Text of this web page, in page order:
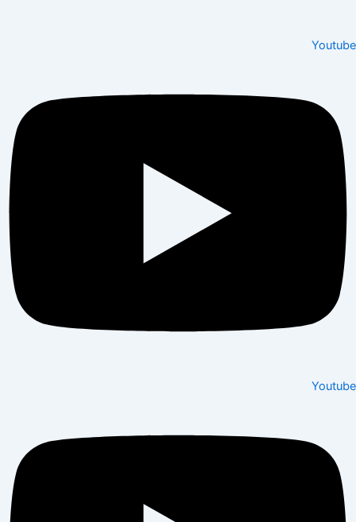
Youtube
Youtube